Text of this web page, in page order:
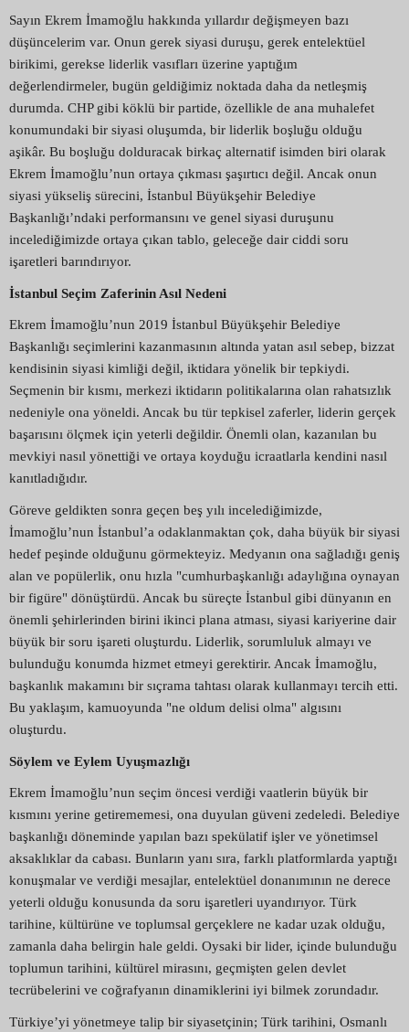
Sayın Ekrem İmamoğlu hakkında yıllardır değişmeyen bazı
düşüncelerim var. Onun gerek siyasi duruşu, gerek entelektüel
birikimi, gerekse liderlik vasıfları üzerine yaptığım
değerlendirmeler, bugün geldiğimiz noktada daha da netleşmiş
durumda. CHP gibi köklü bir partide, özellikle de ana muhalefet
konumundaki bir siyasi oluşumda, bir liderlik boşluğu olduğu
aşikâr. Bu boşluğu dolduracak birkaç alternatif isimden biri olarak
Ekrem İmamoğlu’nun ortaya çıkması şaşırtıcı değil. Ancak onun
siyasi yükseliş sürecini, İstanbul Büyükşehir Belediye
Başkanlığı’ndaki performansını ve genel siyasi duruşunu
incelediğimizde ortaya çıkan tablo, geleceğe dair ciddi soru
işaretleri barındırıyor.
İstanbul Seçim Zaferinin Asıl Nedeni
Ekrem İmamoğlu’nun 2019 İstanbul Büyükşehir Belediye
Başkanlığı seçimlerini kazanmasının altında yatan asıl sebep, bizzat
kendisinin siyasi kimliği değil, iktidara yönelik bir tepkiydi.
Seçmenin bir kısmı, merkezi iktidarın politikalarına olan rahatsızlık
nedeniyle ona yöneldi. Ancak bu tür tepkisel zaferler, liderin gerçek
başarısını ölçmek için yeterli değildir. Önemli olan, kazanılan bu
mevkiyi nasıl yönettiği ve ortaya koyduğu icraatlarla kendini nasıl
kanıtladığıdır.
Göreve geldikten sonra geçen beş yılı incelediğimizde,
İmamoğlu’nun İstanbul’a odaklanmaktan çok, daha büyük bir siyasi
hedef peşinde olduğunu görmekteyiz. Medyanın ona sağladığı geniş
alan ve popülerlik, onu hızla "cumhurbaşkanlığı adaylığına oynayan
bir figüre" dönüştürdü. Ancak bu süreçte İstanbul gibi dünyanın en
önemli şehirlerinden birini ikinci plana atması, siyasi kariyerine dair
büyük bir soru işareti oluşturdu. Liderlik, sorumluluk almayı ve
bulunduğu konumda hizmet etmeyi gerektirir. Ancak İmamoğlu,
başkanlık makamını bir sıçrama tahtası olarak kullanmayı tercih etti.
Bu yaklaşım, kamuoyunda "ne oldum delisi olma" algısını
oluşturdu.
Söylem ve Eylem Uyuşmazlığı
Ekrem İmamoğlu’nun seçim öncesi verdiği vaatlerin büyük bir
kısmını yerine getirememesi, ona duyulan güveni zedeledi. Belediye
başkanlığı döneminde yapılan bazı spekülatif işler ve yönetimsel
aksaklıklar da cabası. Bunların yanı sıra, farklı platformlarda yaptığı
konuşmalar ve verdiği mesajlar, entelektüel donanımının ne derece
yeterli olduğu konusunda da soru işaretleri uyandırıyor. Türk
tarihine, kültürüne ve toplumsal gerçeklere ne kadar uzak olduğu,
zamanla daha belirgin hale geldi. Oysaki bir lider, içinde bulunduğu
toplumun tarihini, kültürel mirasını, geçmişten gelen devlet
tecrübelerini ve coğrafyanın dinamiklerini iyi bilmek zorundadır.
Türkiye’yi yönetmeye talip bir siyasetçinin; Türk tarihini, Osmanlı